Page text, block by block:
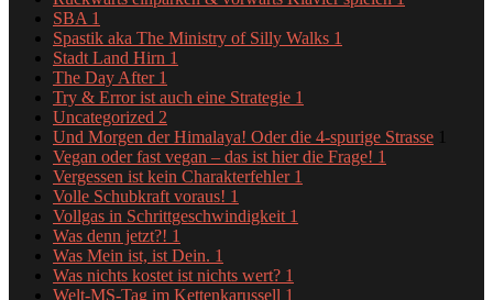
SBA 1
Spastik aka The Ministry of Silly Walks 1
Stadt Land Hirn 1
The Day After 1
Try & Error ist auch eine Strategie 1
Uncategorized 2
Und Morgen der Himalaya! Oder die 4-spurige Strasse 1
Vegan oder fast vegan – das ist hier die Frage! 1
Vergessen ist kein Charakterfehler 1
Volle Schubkraft voraus! 1
Vollgas in Schrittgeschwindigkeit 1
Was denn jetzt?! 1
Was Mein ist, ist Dein. 1
Was nichts kostet ist nichts wert? 1
Welt-MS-Tag im Kettenkarussell 1